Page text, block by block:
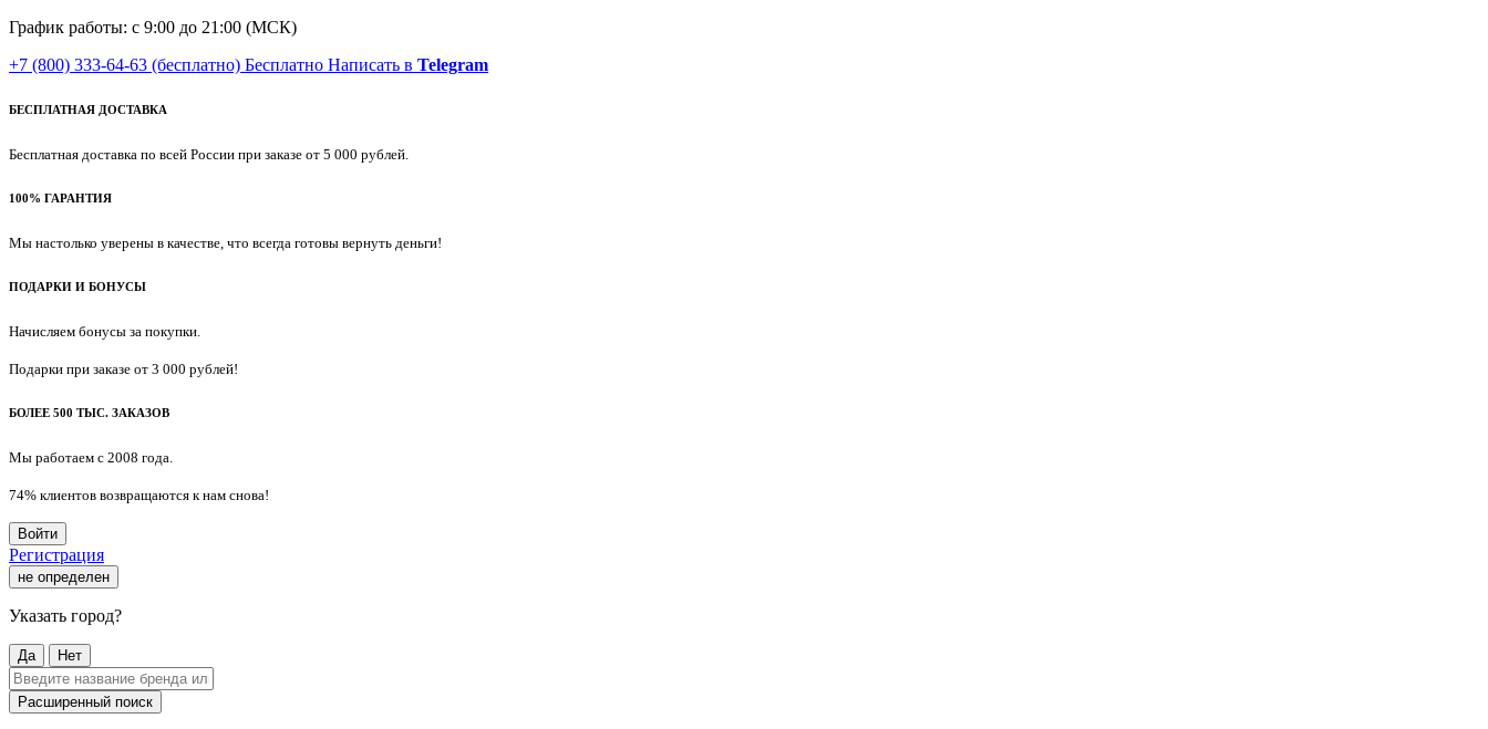
График работы: с 9:00 до 21:00 (МСК)
+7 (800) 333-64-63 (бесплатно) Бесплатно Написать в Telegram
БЕСПЛАТНАЯ ДОСТАВКА
Бесплатная доставка по всей России при заказе от 5 000 рублей.
100% ГАРАНТИЯ
Мы настолько уверены в качестве, что всегда готовы вернуть деньги!
ПОДАРКИ И БОНУСЫ
Начисляем бонусы за покупки.
Подарки при заказе от 3 000 рублей!
БОЛЕЕ 500 ТЫС. ЗАКАЗОВ
Мы работаем с 2008 года.
74% клиентов возвращаются к нам снова!
Войти
Регистрация
не определен
Указать город?
Да Нет
Расширенный поиск